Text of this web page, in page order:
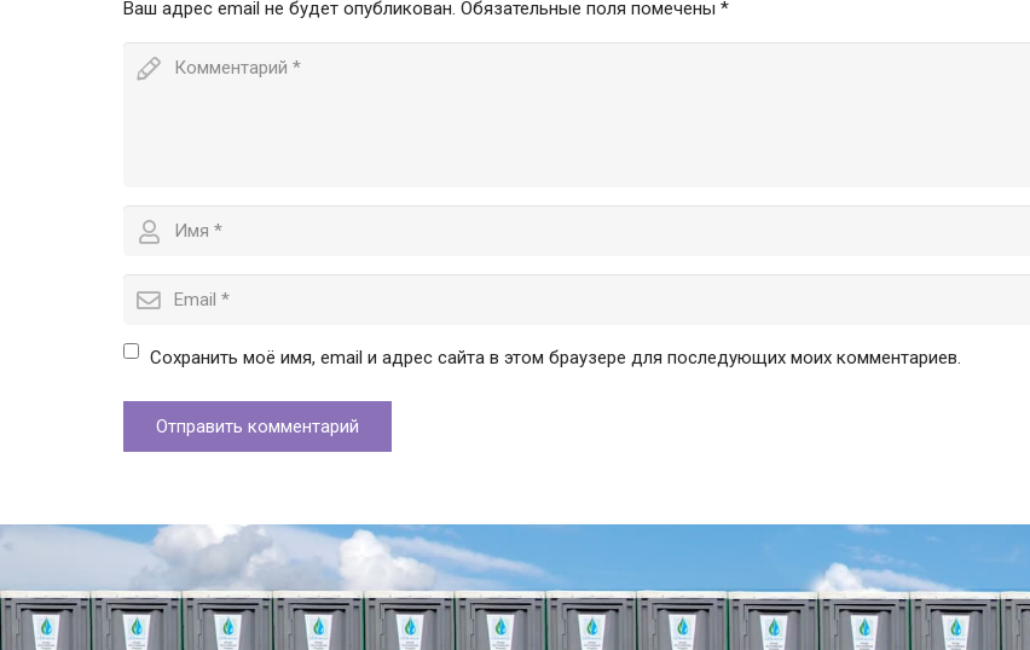
Ваш адрес email не будет опубликован. Обязательные поля помечены *
Сохранить моё имя, email и адрес сайта в этом браузере для последующих моих комментариев.
Отправить комментарий